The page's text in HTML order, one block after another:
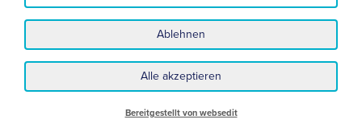
Datenschutz Impressum
Nutzungsbedingungen und Haftungsausschluss Sitemap
Ablehnen
Alle akzeptieren
Bereitgestellt von websedit